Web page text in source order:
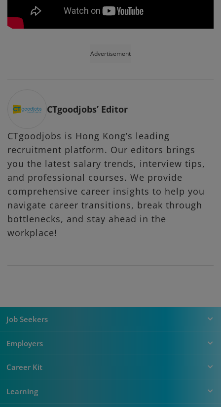
Advertisement
CTgoodjobs’ Editor
CTgoodjobs is Hong Kong’s leading
recruitment platform. Our editors brings
you the latest salary trends, interview tips,
and professional courses. We provide
comprehensive career insights to help you
navigate career transitions, break through
bottlenecks, and stay ahead in the
workplace!
Job Seekers
Employers
Career Kit
Learning